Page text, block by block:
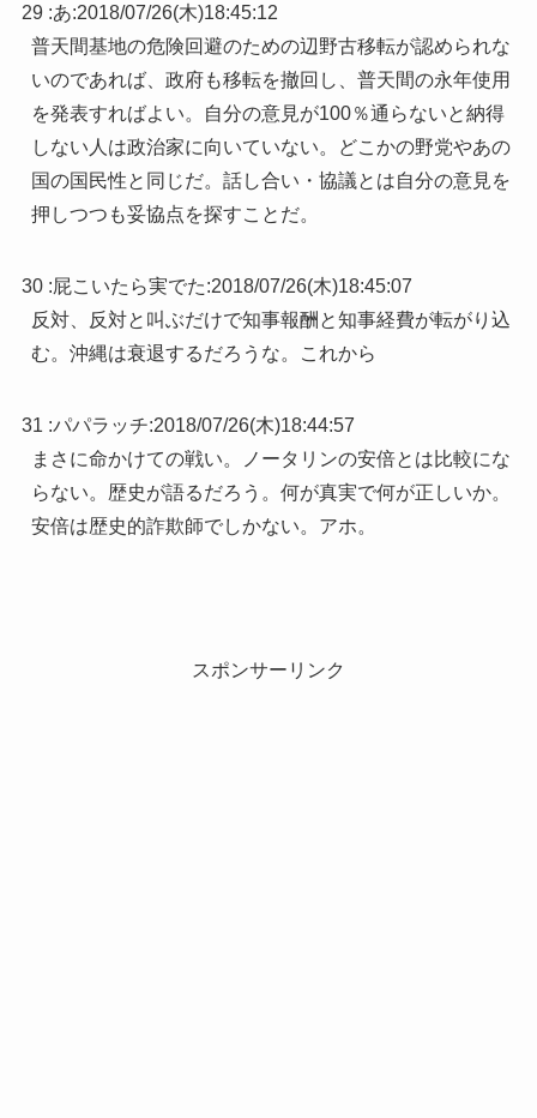
29 :あ:2018/07/26(木)18:45:12
普天間基地の危険回避のための辺野古移転が認められな
いのであれば、政府も移転を撤回し、普天間の永年使用
を発表すればよい。自分の意見が100％通らないと納得
しない人は政治家に向いていない。どこかの野党やあの
国の国民性と同じだ。話し合い・協議とは自分の意見を
押しつつも妥協点を探すことだ。
30 :屁こいたら実でた:2018/07/26(木)18:45:07
反対、反対と叫ぶだけで知事報酬と知事経費が転がり込
む。沖縄は衰退するだろうな。これから
31 :パパラッチ:2018/07/26(木)18:44:57
まさに命かけての戦い。ノータリンの安倍とは比較にな
らない。歴史が語るだろう。何が真実で何が正しいか。
安倍は歴史的詐欺師でしかない。アホ。
スポンサーリンク